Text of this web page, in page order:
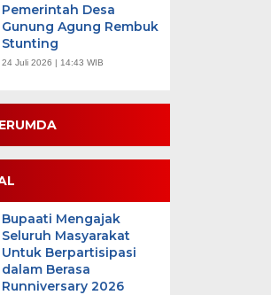
Pemerintah Desa
Gunung Agung Rembuk
Stunting
24 Juli 2026 | 14:43 WIB
Bupaati Mengajak
Seluruh Masyarakat
Untuk Berpartisipasi
dalam Berasa
Runniversary 2026